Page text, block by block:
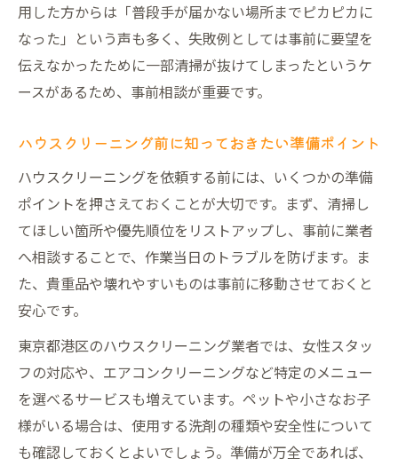
詳しく解説
ハウスクリーニングでエアコン内部までキ
レイに保つ
エアコンと他の場所を同時に依頼するメリ
東京都で人気のエアコンクリーニング活用
術
女性スタッフ在籍のハウスクリーニング活用例
女性スタッフが対応するハウスクリーニン
グの魅力
きめ細やかな配慮が魅力の女性スタッフ事
例
女性目線のハウスクリーニング活用で満足
度向上
用した方からは「普段手が届かない場所までピカピカに
なった」という声も多く、失敗例としては事前に要望を
伝えなかったために一部清掃が抜けてしまったというケ
ースがあるため、事前相談が重要です。
ハウスクリーニング前に知っておきたい準備ポイント
ハウスクリーニングを依頼する前には、いくつかの準備
ポイントを押さえておくことが大切です。まず、清掃し
てほしい箇所や優先順位をリストアップし、事前に業者
へ相談することで、作業当日のトラブルを防げます。ま
た、貴重品や壊れやすいものは事前に移動させておくと
安心です。
東京都港区のハウスクリーニング業者では、女性スタッ
フの対応や、エアコンクリーニングなど特定のメニュー
を選べるサービスも増えています。ペットや小さなお子
様がいる場合は、使用する洗剤の種類や安全性について
も確認しておくとよいでしょう。準備が万全であれば、